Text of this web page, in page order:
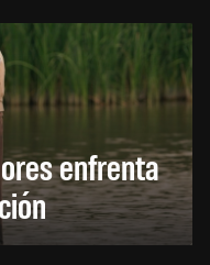
enfrenta